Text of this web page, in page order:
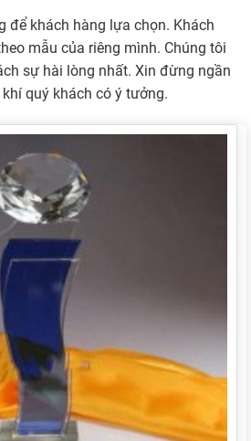
để khách hàng lựa chọn. Khách
mẫu của riêng mình. Chúng tôi
sự hài lòng nhất. Xin đừng ngần
quý khách có ý tưởng.